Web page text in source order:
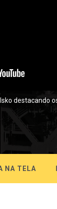
destacando
NA TELA